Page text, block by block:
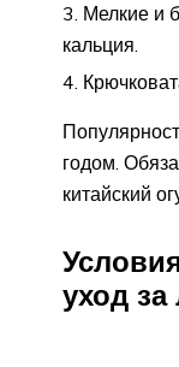
Мелкие и
кальция.
годом.
китайский
уход